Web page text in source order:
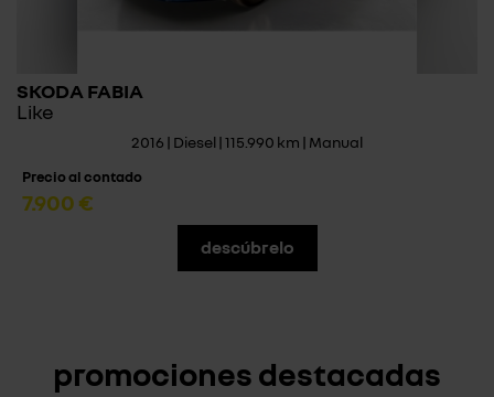
SKODA FABIA
Like
2016 | Diesel | 115.990 km | Manual
Precio al contado
7.900 €
descúbrelo
promociones destacadas